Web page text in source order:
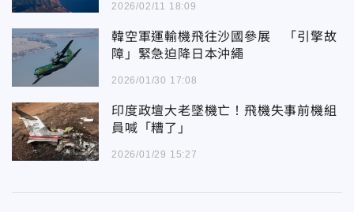
2026/02/11 18:09
韓空軍運輸機飛往沙國參展 「引擎故
障」緊急迫降日本沖繩
2026/01/30 17:08
印度政壇大老墜機亡！飛機失事前機組
員喊「糟了」
2026/01/29 15:27